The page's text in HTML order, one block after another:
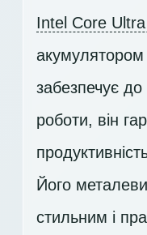
Intel Core
акумулятором
забезпечує
роботи, він
Його
стильним і